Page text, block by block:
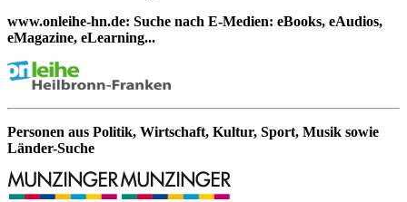
www.onleihe-hn.de: Suche nach E-Medien: eBooks, eAudios,
eMagazine, eLearning...
Personen aus Politik, Wirtschaft, Kultur, Sport, Musik sowie
Länder-Suche